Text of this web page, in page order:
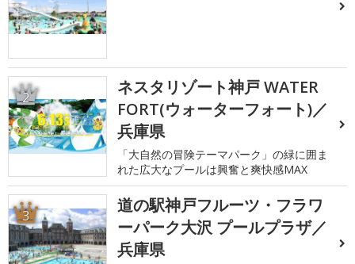
2
ネスタリゾート神戸 WATER
FORT(ウォーターフォート)／
兵庫県
「大自然の冒険テーマパーク」の緑に囲ま
れた広大なプールは興奮と爽快感MAX
3
道の駅神戸フルーツ・フラワ
ーパーク大沢 プールプラザ／
兵庫県